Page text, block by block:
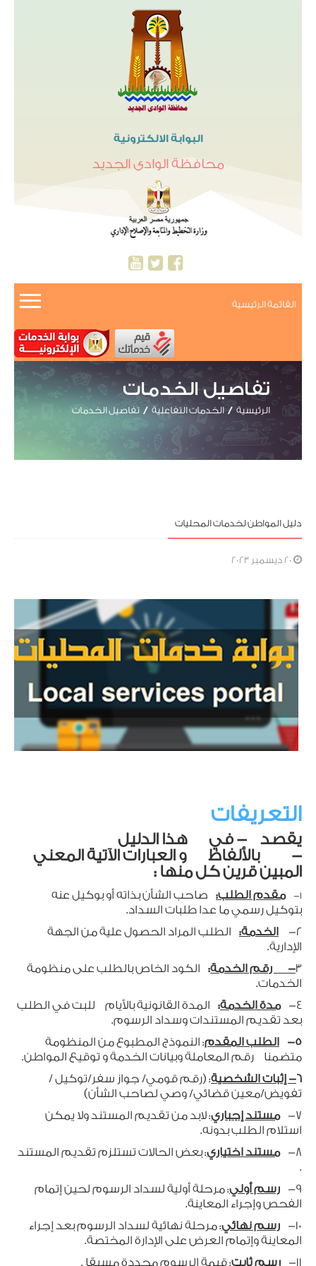
البوابة الالكترونية
محافظة الوادى الجديد
القائمة الرئيسية
تفاصيل الخدمات
الرئيسية الخدمات التفاعلية تفاصيل الخدمات
دليل المواطن لخدمات المحليات
التعريفات
يقصد - في هذا الدليل
- بالألفاظ و العبارات الآتية المعني
المبين قرين كل منها :
1- مقدم الطلب: صاحب الشأن بذاته أو بوكيل عنه
بتوكيل رسمي ما عدا طلبات السداد.
2-
الخدمة: الطلب المراد الحصول علية من الجهة
الإدارية.
3- رقم الخدمة: الكود الخاص بالطلب على منظومة
الخدمات.
4-
مدة الخدمة: المدة القانونية بالأيام للبت في الطلب
بعد تقديم المستندات وسداد الرسوم.
5-
الطلب المقدم: النموذج المطبوع من المنظومة
متضمنا رقم المعاملة وبيانات الخدمة و توقيع المواطن.
6- إثبات الشخصية: (رقم قومي/ جواز سفر/توكيل /
تفويض/معين قضائي/ وصي لصاحب الشأن)
7-
مستند إجباري: لابد من تقديم المستند ولا يمكن
استلام الطلب بدونه.
8-
مستند اختياري: بعض الحالات تستلزم تقديم المستند
.
9-
رسم أولي: مرحلة أولية لسداد الرسوم لحين إتمام
الفحص وإجراء المعاينة.
10-
رسم نهائي: مرحلة نهائية لسداد الرسوم بعد إجراء
المعاينة وإتمام العرض على الإدارة المختصة.
11-
رسم ثابت: قيمة الرسوم محددة مسبقا .